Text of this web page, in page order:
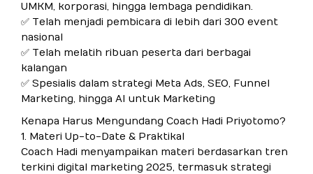
UMKM, korporasi, hingga lembaga pendidikan.
✅ Telah menjadi pembicara di lebih dari 300 event
nasional
✅ Telah melatih ribuan peserta dari berbagai
kalangan
✅ Spesialis dalam strategi Meta Ads, SEO, Funnel
Marketing, hingga AI untuk Marketing
Kenapa Harus Mengundang Coach Hadi Priyotomo?
1. Materi Up-to-Date & Praktikal
Coach Hadi menyampaikan materi berdasarkan tren
terkini digital marketing 2025, termasuk strategi